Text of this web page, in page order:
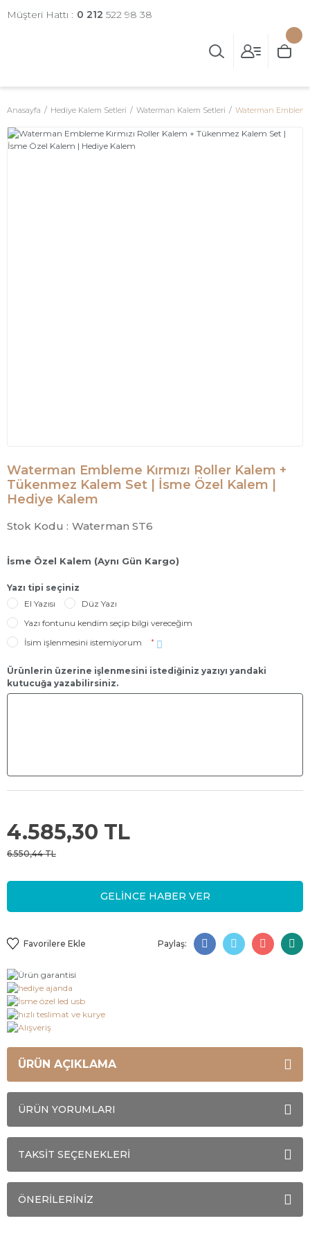
Müşteri Hattı : 0 212 522 98 38
Anasayfa Hediye Kalem Setleri Waterman Kalem Setleri Waterman
Waterman Embleme Kırmızı Roller Kalem +
Tükenmez Kalem Set | İsme Özel Kalem |
Hediye Kalem
Stok Kodu : Waterman ST6
İsme Özel Kalem (Aynı Gün Kargo)
Yazı tipi seçiniz
El Yazısı
Düz Yazı
Yazı fontunu kendim seçip bilgi vereceğim
İsim işlenmesini istemiyorum
*
Ürünlerin üzerine işlenmesini istediğiniz yazıyı yandaki
kutucuğa yazabilirsiniz.
4.585,30 TL
6.550,44 TL
GELİNCE HABER VER
Paylaş:
ÜRÜN AÇIKLAMA
ÜRÜN YORUMLARI
TAKSİT SEÇENEKLERİ
ÖNERİLERİNİZ